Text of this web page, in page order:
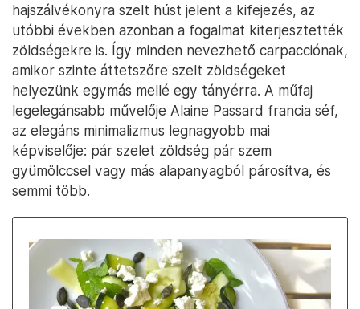
hajszálvékonyra szelt húst jelent a kifejezés, az
utóbbi években azonban a fogalmat kiterjesztették
zöldségekre is. Így minden nevezhető carpacciónak,
amikor szinte áttetszőre szelt zöldségeket
helyezünk egymás mellé egy tányérra. A műfaj
legelegánsabb művelője Alaine Passard francia séf,
az elegáns minimalizmus legnagyobb mai
képviselője: pár szelet zöldség pár szem
gyümölccsel vagy más alapanyagból párosítva, és
semmi több.